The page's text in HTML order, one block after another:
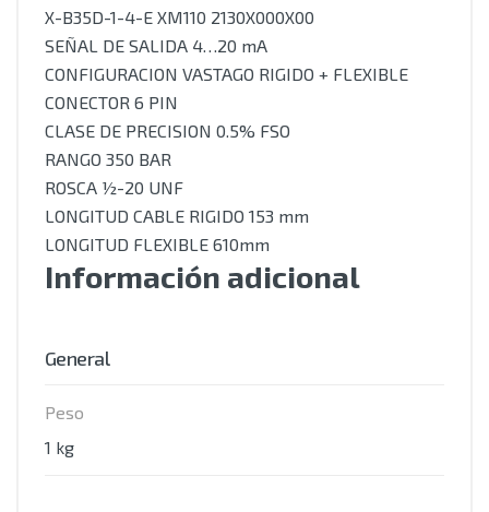
X-B35D-1-4-E XM110 2130X000X00
SEÑAL DE SALIDA 4…20 mA
CONFIGURACION VASTAGO RIGIDO + FLEXIBLE
CONECTOR 6 PIN
CLASE DE PRECISION 0.5% FSO
RANGO 350 BAR
ROSCA ½-20 UNF
LONGITUD CABLE RIGIDO 153 mm
LONGITUD FLEXIBLE 610mm
Información adicional
General
Peso
1 kg